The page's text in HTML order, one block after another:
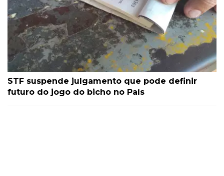
STF suspende julgamento que pode definir
futuro do jogo do bicho no País